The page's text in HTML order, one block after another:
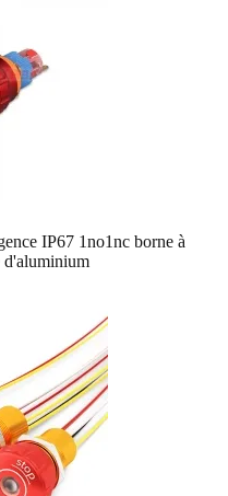
IP67 1no1nc borne à
d'aluminium